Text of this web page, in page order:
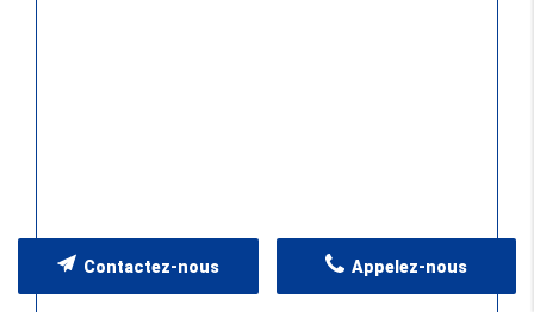
Appelez-nous
Contactez-nous